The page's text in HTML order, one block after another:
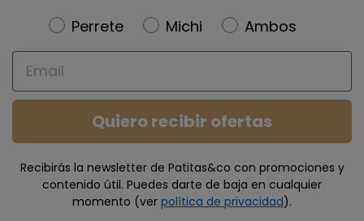
Newsletter
Perrete Michi
Ambos
Email
Quiero recibir ofertas
Recibirás la newsletter de Patitas&co con promociones y
contenido útil. Puedes darte de baja en cualquier
momento (ver política de privacidad).